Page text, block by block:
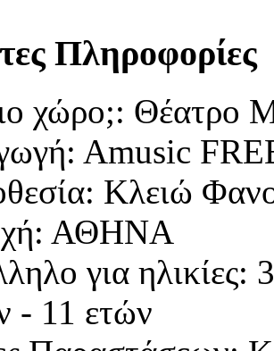
Πληροφορίες
χώρο;: Θέατρο
Αmusic
Kλειώ
ΑΘΗΝΑ
για ηλικίες:
- 11 ετών